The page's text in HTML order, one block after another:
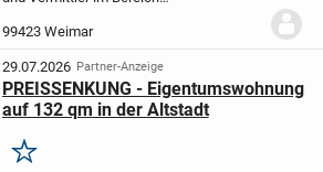
bieten privaten Investoren somit die
sicherste und passivste Anlageform.Ihre
Vorteile auf...
99423 Weimar
29.07.2026 Partner-Anzeige
PREISSENKUNG - Eigentumswohnung
auf 132 qm in der Altstadt
Merken